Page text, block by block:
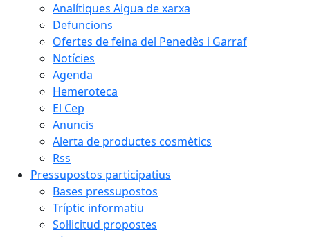
Analítiques Aigua de xarxa
Defuncions
Ofertes de feina del Penedès i Garraf
Notícies
Agenda
Hemeroteca
El Cep
Anuncis
Alerta de productes cosmètics
Rss
Pressupostos participatius
Bases pressupostos
Tríptic informatiu
Sol·licitud propostes